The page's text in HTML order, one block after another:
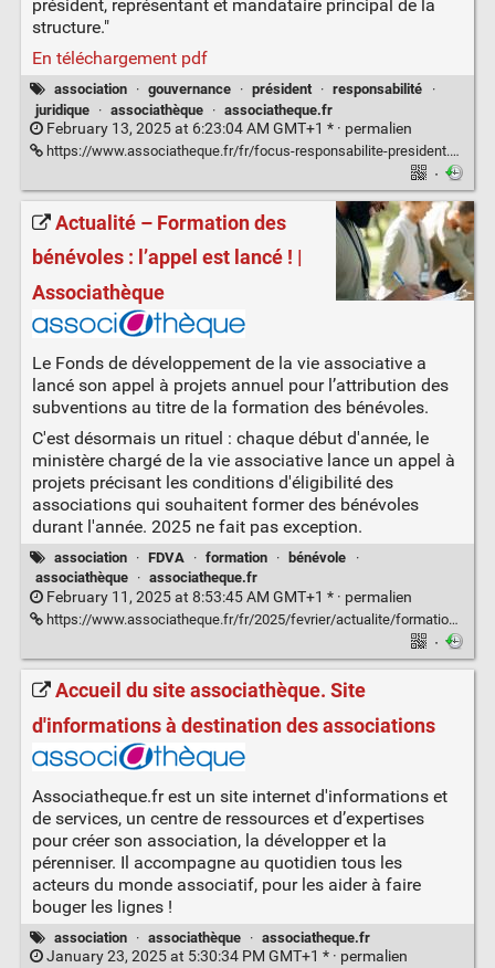
président, représentant et mandataire principal de la
structure."
En téléchargement pdf
association · gouvernance · président · responsabilité
·
juridique
· associathèque · associatheque.fr
February 13, 2025 at 6:23:04 AM GMT+1 * · permalien
https://www.associatheque.fr/fr/focus-responsabilite-president.html
·
Actualité – Formation des
bénévoles : l’appel est lancé ! |
Associathèque
Le Fonds de développement de la vie associative a
lancé son appel à projets annuel pour l’attribution des
subventions au titre de la formation des bénévoles.
C'est désormais un rituel : chaque début d'année, le
ministère chargé de la vie associative lance un appel à
projets précisant les conditions d'éligibilité des
associations qui souhaitent former des bénévoles
durant l'année. 2025 ne fait pas exception.
association · FDVA · formation · bénévole
·
associathèque
· associatheque.fr
February 11, 2025 at 8:53:45 AM GMT+1 * · permalien
https://www.associatheque.fr/fr/2025/fevrier/actualite/formation-benevoles-appel-est-lance.html
·
Accueil du site associathèque. Site
d'informations à destination des associations
Associatheque.fr est un site internet d'informations et
de services, un centre de ressources et d’expertises
pour créer son association, la développer et la
pérenniser. Il accompagne au quotidien tous les
acteurs du monde associatif, pour les aider à faire
bouger les lignes !
association · associathèque · associatheque.fr
January 23, 2025 at 5:30:34 PM GMT+1 * · permalien